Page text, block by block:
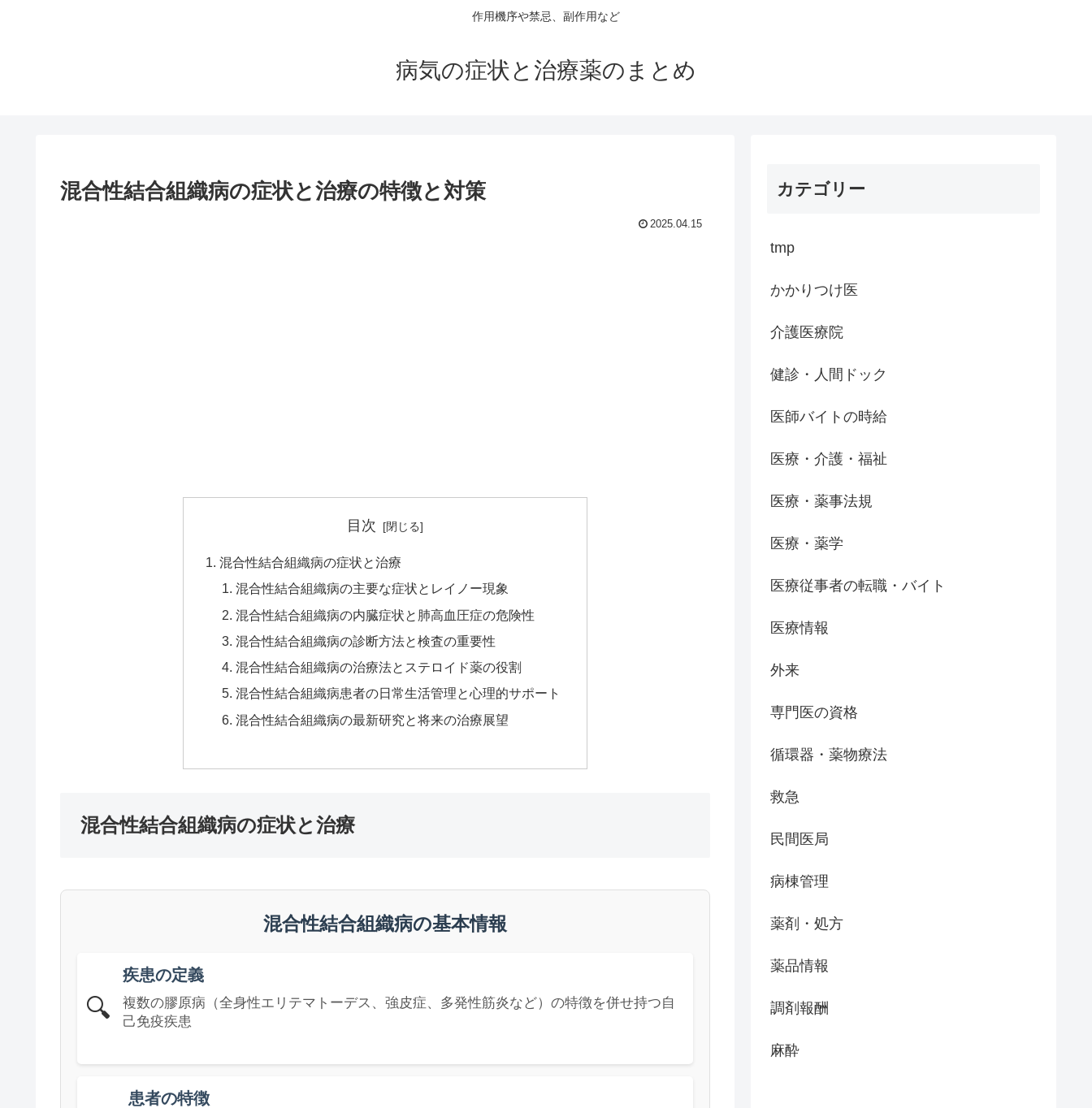
作用機序や禁忌、副作用など
病気の症状と治療薬のまとめ
混合性結合組織病の症状と治療の特徴と対策
2025.04.15
目次
混合性結合組織病の症状と治療
混合性結合組織病の主要な症状とレイノー現象
混合性結合組織病の内臓症状と肺高血圧症の危険性
混合性結合組織病の診断方法と検査の重要性
混合性結合組織病の治療法とステロイド薬の役割
混合性結合組織病患者の日常生活管理と心理的サポート
混合性結合組織病の最新研究と将来の治療展望
混合性結合組織病の症状と治療
混合性結合組織病の基本情報
🔍
疾患の定義
複数の膠原病（全身性エリテマトーデス、強皮症、多発性筋炎など）の特徴を併せ持つ自
己免疫疾患
患者の特徴
カテゴリー
tmp
かかりつけ医
介護医療院
健診・人間ドック
医師バイトの時給
医療・介護・福祉
医療・薬事法規
医療・薬学
医療従事者の転職・バイト
医療情報
外来
専門医の資格
循環器・薬物療法
救急
民間医局
病棟管理
薬剤・処方
薬品情報
調剤報酬
麻酔